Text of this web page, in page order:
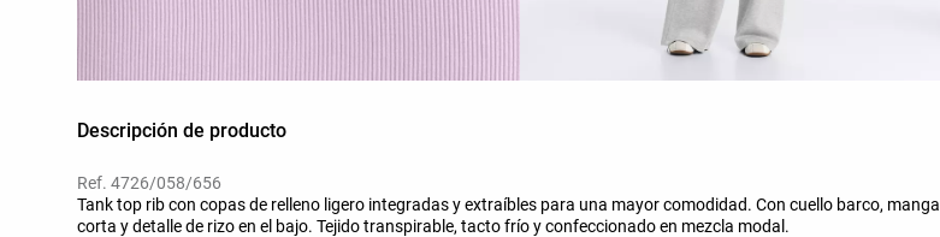
Descripción de producto
Ref. 4726/058/656
Tank top rib con copas de relleno ligero integradas y extraíbles para una mayor comodidad. Con cuello barco, manga
corta y detalle de rizo en el bajo. Tejido transpirable, tacto frío y confeccionado en mezcla modal.